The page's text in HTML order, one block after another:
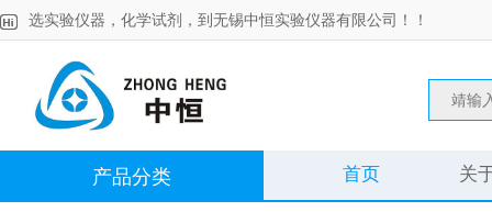
选实验仪器，化学试剂，到无锡中恒实验仪器有限公司！！
产品分类 首页 关